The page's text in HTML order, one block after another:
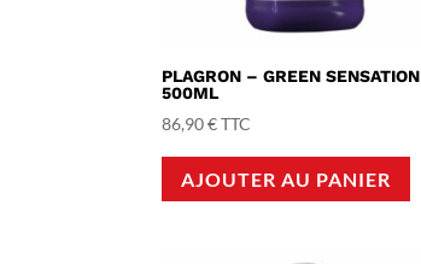
PLAGRON – GREEN SENSATION
500ML
86,90€ TTC
AJOUTER AU PANIER